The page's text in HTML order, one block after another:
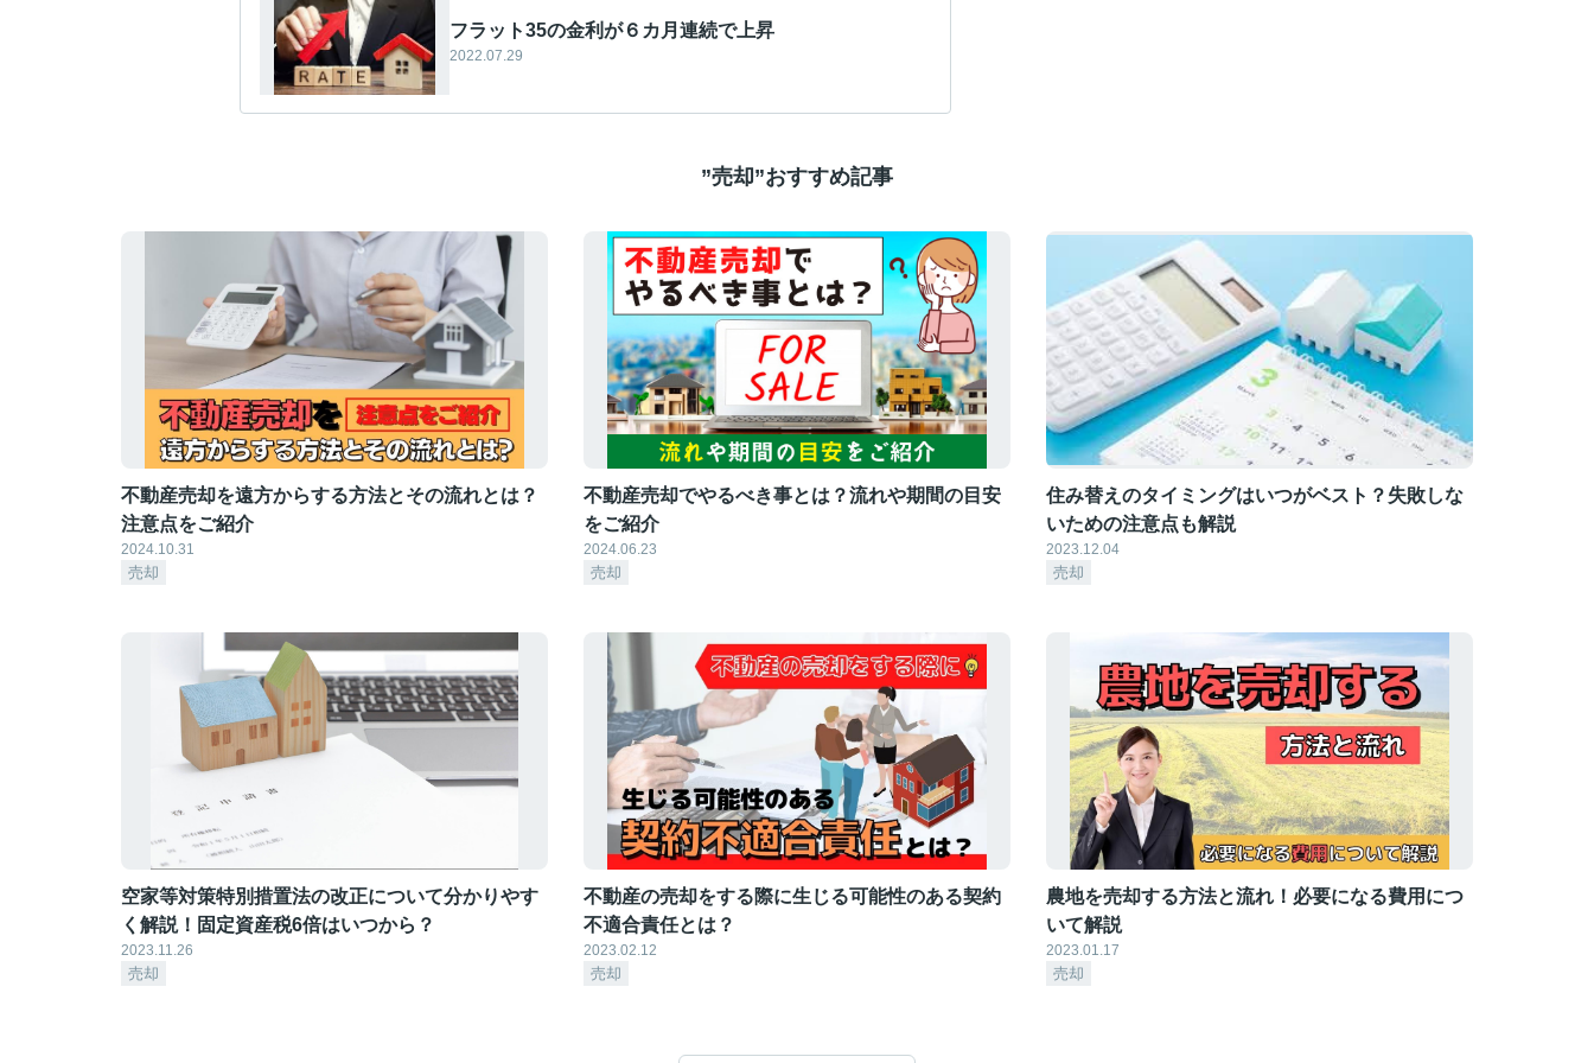
フラット35の金利が６カ月連続で上昇
2022.07.29
”売却”おすすめ記事
不動産売却を遠方からする方法とその流れとは？
注意点をご紹介
2024.10.31
売却
不動産売却でやるべき事とは？流れや期間の目安
をご紹介
2024.06.23
売却
住み替えのタイミングはいつがベスト？失敗しな
いための注意点も解説
2023.12.04
売却
空家等対策特別措置法の改正について分かりやす
く解説！固定資産税6倍はいつから？
2023.11.26
売却
不動産の売却をする際に生じる可能性のある契約
不適合責任とは？
2023.02.12
売却
農地を売却する方法と流れ！必要になる費用につ
いて解説
2023.01.17
売却